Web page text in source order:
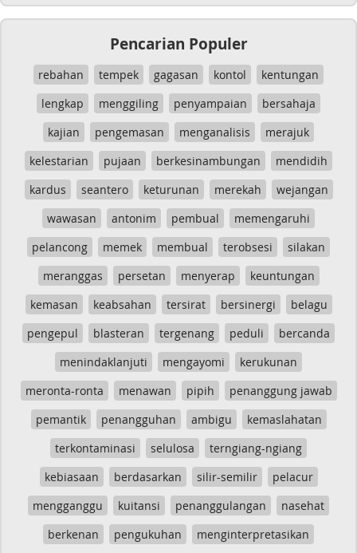
Pencarian Populer
rebahan tempek gagasan kontol
kentungan
lengkap
menggiling penyampaian
bersahaja
kajian
pengemasan menganalisis
merajuk
kelestarian
pujaan berkesinambungan
mendidih
kardus
seantero keturunan merekah
wejangan
wawasan
antonim pembual
memengaruhi
pelancong
memek membual terobsesi
silakan
meranggas
persetan menyerap
keuntungan
kemasan
keabsahan tersirat bersinergi
belagu
pengepul
blasteran tergenang peduli
bercanda
menindaklanjuti
mengayomi
kerukunan
meronta-ronta
menawan pipih
penanggung jawab
pemantik
penangguhan ambigu
kemaslahatan
terkontaminasi
selulosa
terngiang-ngiang
kebiasaan
berdasarkan silir-semilir
pelacur
mengganggu
kuitansi penanggulangan
nasehat
berkenan
pengukuhan menginterpretasikan